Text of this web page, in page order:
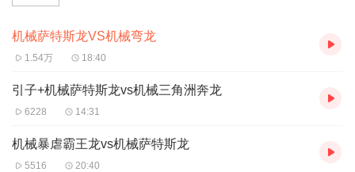
机械萨特斯龙VS机械弯龙
1.54万 18:40
引子+机械萨特斯龙vs机械三角洲奔龙
6228 14:31
机械暴虐霸王龙vs机械萨特斯龙
5516 20:40